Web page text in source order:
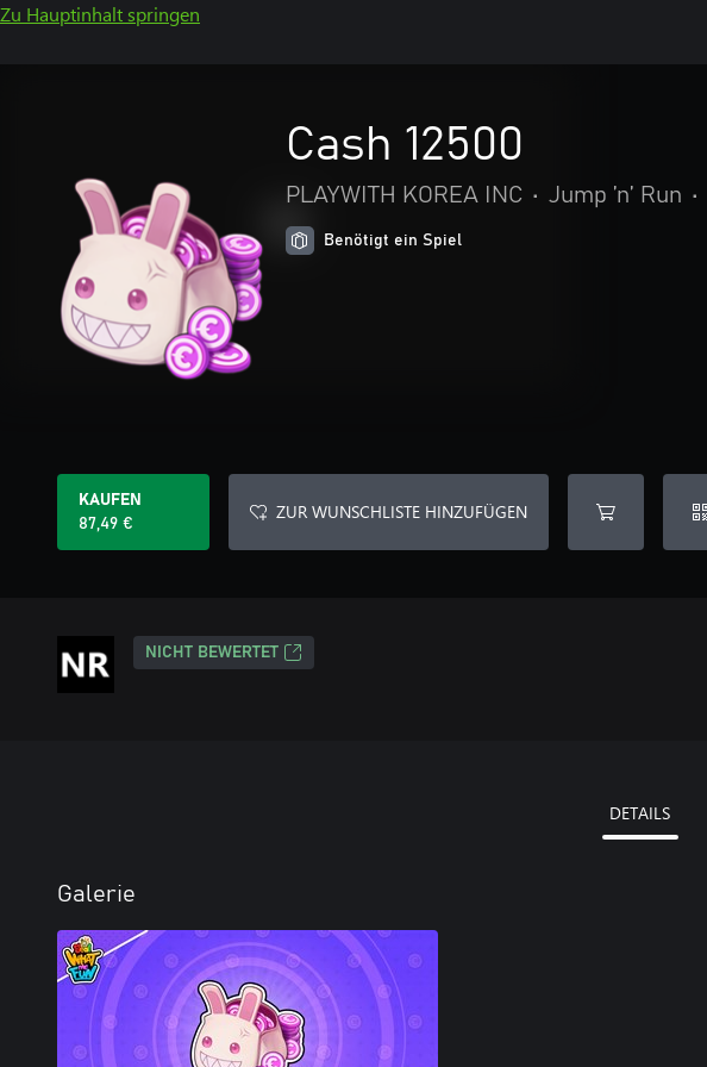
Zu Hauptinhalt springen
Cash 12500
PLAYWITH KOREA INC • Jump ’n’ Run •
Benötigt ein Spiel
KAUFEN
87,49 €
ZUR WUNSCHLISTE HINZUFÜGEN
NICHT BEWERTET
DETAILS
Galerie